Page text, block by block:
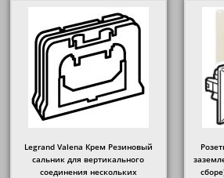
Legrand Valena Крем Резиновый
сальник для вертикального
соединения нескольких